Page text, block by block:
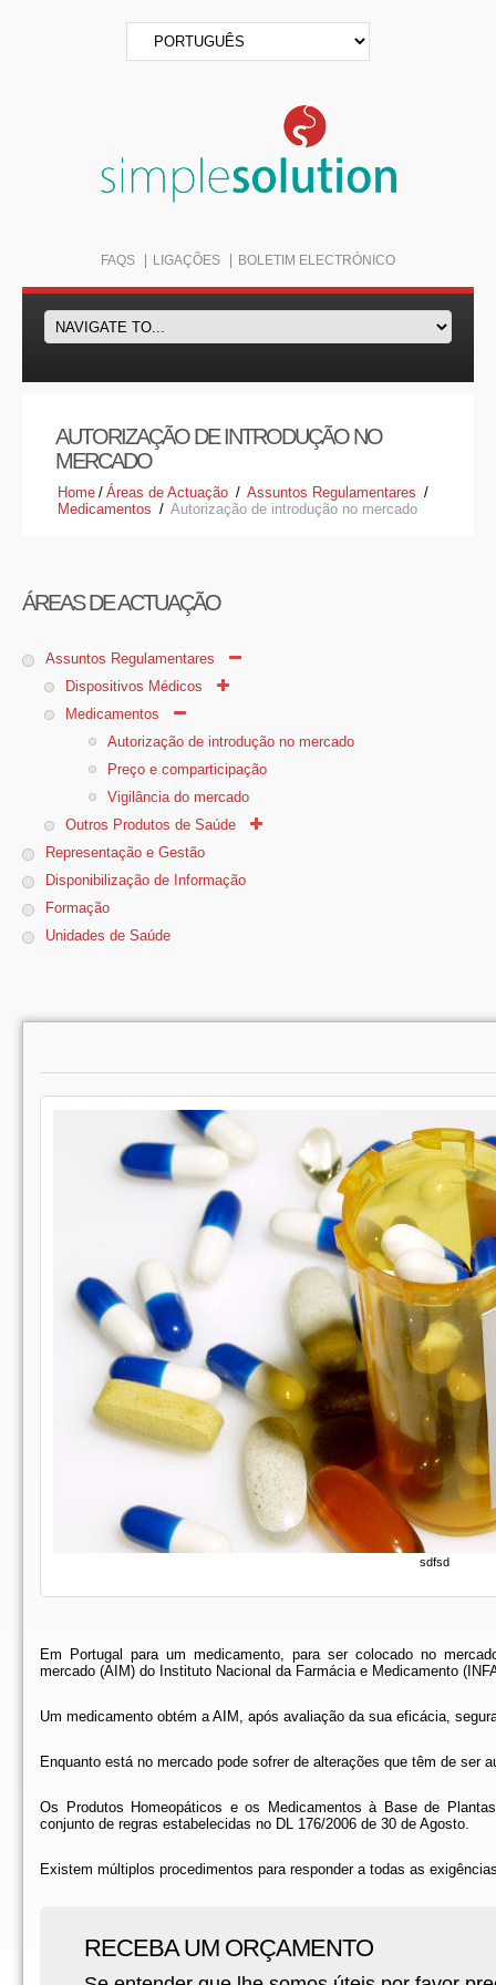
FAQS LIGAÇÕES BOLETIM ELECTRÓNICO
AUTORIZAÇÃO DE INTRODUÇÃO NO
MERCADO
Home / Áreas de Actuação / Assuntos Regulamentares /
Medicamentos / Autorização de introdução no mercado
ÁREAS DE ACTUAÇÃO
Assuntos Regulamentares
Dispositivos Médicos
Medicamentos
Autorização de introdução no mercado
Preço e comparticipação
Vigilância do mercado
Outros Produtos de Saúde
Representação e Gestão
Disponibilização de Informação
Formação
Unidades de Saúde
sdfsd
Em Portugal para um medicamento, para ser colocado no
mercado (AIM) do Instituto Nacional da Farmácia e Medicamento
Um medicamento obtém a AIM, após avaliação da sua eficácia,
Enquanto está no mercado pode sofrer de alterações que têm de ser
Os Produtos Homeopáticos e os Medicamentos à Base de
conjunto de regras estabelecidas no DL 176/2006 de 30 de Agosto.
Existem múltiplos procedimentos para responder a todas as
RECEBA UM ORÇAMENTO